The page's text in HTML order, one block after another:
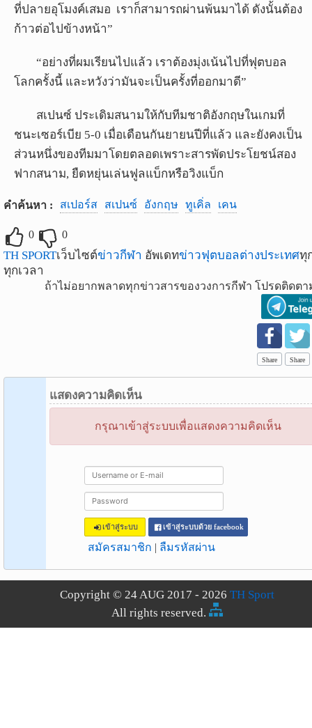
ที่ปลายอุโมงค์เสมอ เราก็สามารถผ่านพ้นมาได้ ดังนั้นต้อง
ก้าวต่อไปข้างหน้า”
“อย่างที่ผมเรียนไปแล้ว เราต้องมุ่งเน้นไปที่ฟุตบอล
โลกครั้งนี้ และหวังว่ามันจะเป็นครั้งที่ออกมาดี”
สเปนซ์ ประเดิมสนามให้กับทีมชาติอังกฤษในเกมที่
ชนะเซอร์เบีย 5-0 เมื่อเดือนกันยายนปีที่แล้ว และยังคงเป็น
ส่วนหนึ่งของทีมมาโดยตลอดเพราะสารพัดประโยชน์สอง
ฟากสนาม, ยืดหยุ่นเล่นฟูลแบ็กหรือวิงแบ็ก
คำค้นหา : สเปอร์ส สเปนซ์ อังกฤษ ทูเคิ่ล เคน
0 0
TH SPORTเว็บไซต์ข่าวกีฬา อัพเดทข่าวฟุตบอลต่างประเทศทุ
ทุกเวลา
ถ้าไม่อยากพลาดทุกข่าวสารของวงการกีฬา โปรดติดตา
Share Share
แสดงความคิดเห็น
กรุณาเข้าสู่ระบบเพื่อแสดงความคิดเห็น
เข้าสู่ระบบ เข้าสู่ระบบด้วย facebook
สมัครสมาชิก | ลืมรหัสผ่าน
Copyright © 24 AUG 2017 - 2026 TH Sport
All rights reserved.